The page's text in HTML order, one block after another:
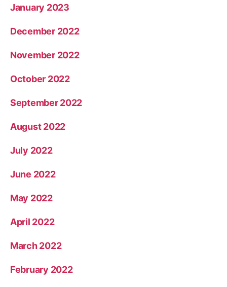
January 2023
December 2022
November 2022
October 2022
September 2022
August 2022
July 2022
June 2022
May 2022
April 2022
March 2022
February 2022